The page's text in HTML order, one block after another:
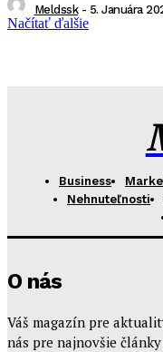
Meldssk - 5. Januára
Načítať ďalšie
Business
Nehnuteľnosti
O nás
Váš magazín pre
nás pre najnovšie